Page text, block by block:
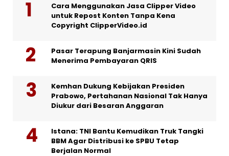
Cara Menggunakan Jasa Clipper Video
untuk Repost Konten Tanpa Kena
Copyright ClipperVideo.id
Pasar Terapung Banjarmasin Kini Sudah
Menerima Pembayaran QRIS
Kemhan Dukung Kebijakan Presiden
Prabowo, Pertahanan Nasional Tak Hanya
Diukur dari Besaran Anggaran
Istana: TNI Bantu Kemudikan Truk Tangki
BBM Agar Distribusi ke SPBU Tetap
Berjalan Normal